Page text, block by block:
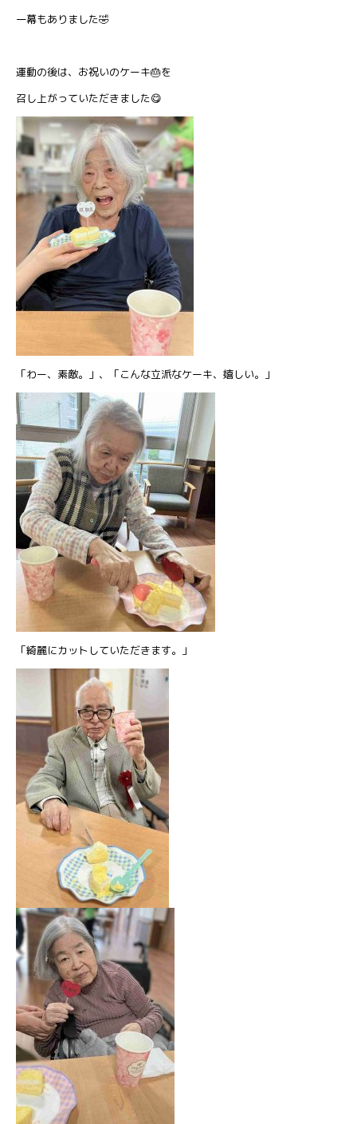
一幕もありました🤣
運動の後は、お祝いのケーキ🎂を
召し上がっていただきました😋
「わー、素敵。」、「こんな立派なケーキ、嬉しい。」
「綺麗にカットしていただきます。」